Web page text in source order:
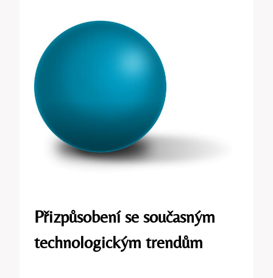
Přizpůsobení se současným
technologickým trendům